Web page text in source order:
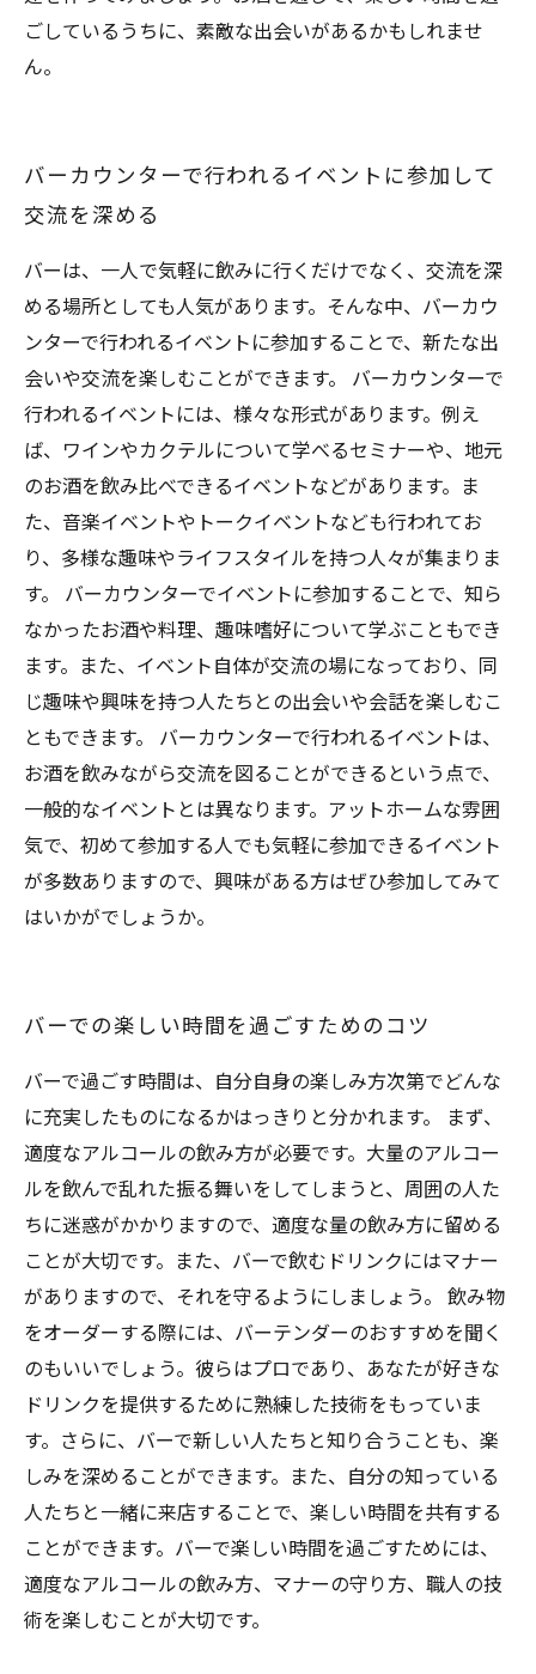
ごしているうちに、素敵な出会いがあるかもしれませ
ん。
バーカウンターで行われるイベントに参加して
交流を深める
バーは、一人で気軽に飲みに行くだけでなく、交流を深
める場所としても人気があります。そんな中、バーカウ
ンターで行われるイベントに参加することで、新たな出
会いや交流を楽しむことができます。 バーカウンターで
行われるイベントには、様々な形式があります。例え
ば、ワインやカクテルについて学べるセミナーや、地元
のお酒を飲み比べできるイベントなどがあります。ま
た、音楽イベントやトークイベントなども行われてお
り、多様な趣味やライフスタイルを持つ人々が集まりま
す。 バーカウンターでイベントに参加することで、知ら
なかったお酒や料理、趣味嗜好について学ぶこともでき
ます。また、イベント自体が交流の場になっており、同
じ趣味や興味を持つ人たちとの出会いや会話を楽しむこ
ともできます。 バーカウンターで行われるイベントは、
お酒を飲みながら交流を図ることができるという点で、
一般的なイベントとは異なります。アットホームな雰囲
気で、初めて参加する人でも気軽に参加できるイベント
が多数ありますので、興味がある方はぜひ参加してみて
はいかがでしょうか。
バーでの楽しい時間を過ごすためのコツ
バーで過ごす時間は、自分自身の楽しみ方次第でどんな
に充実したものになるかはっきりと分かれます。 まず、
適度なアルコールの飲み方が必要です。大量のアルコー
ルを飲んで乱れた振る舞いをしてしまうと、周囲の人た
ちに迷惑がかかりますので、適度な量の飲み方に留める
ことが大切です。また、バーで飲むドリンクにはマナー
がありますので、それを守るようにしましょう。 飲み物
をオーダーする際には、バーテンダーのおすすめを聞く
のもいいでしょう。彼らはプロであり、あなたが好きな
ドリンクを提供するために熟練した技術をもっていま
す。さらに、バーで新しい人たちと知り合うことも、楽
しみを深めることができます。また、自分の知っている
人たちと一緒に来店することで、楽しい時間を共有する
ことができます。バーで楽しい時間を過ごすためには、
適度なアルコールの飲み方、マナーの守り方、職人の技
術を楽しむことが大切です。